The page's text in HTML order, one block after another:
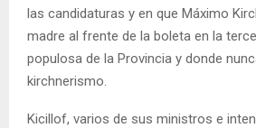
las candidaturas y en que Máximo
madre al frente de la boleta en la
populosa de la Provincia y donde
kirchnerismo.
Kicillof, varios de sus ministros e